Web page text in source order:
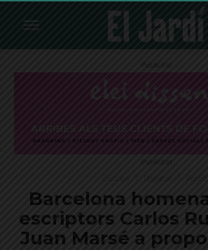
Publicitat
Publicitat
Barcelona
escriptors Carlos
Juan Marsé a